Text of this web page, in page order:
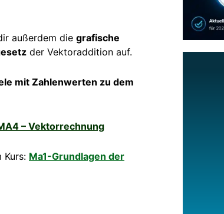
außerdem die grafische
der Vektoraddition auf.
mit Zahlenwerten zu dem
– Vektorrechnung
Kurs: Ma1-Grundlagen der